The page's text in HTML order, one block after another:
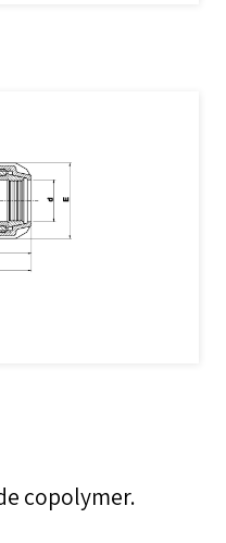
copolymer.